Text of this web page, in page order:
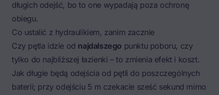
długich odejść, bo to one wypadają poza ochronę
obiegu.
Co ustalić z hydraulikiem, zanim zacznie
Czy pętla idzie od najdalszego punktu poboru, czy
tylko do najbliższej łazienki – to zmienia efekt i koszt.
Jak długie będą odejścia od pętli do poszczególnych
baterii; przy odejściu 5 m czekacie sześć sekund mimo